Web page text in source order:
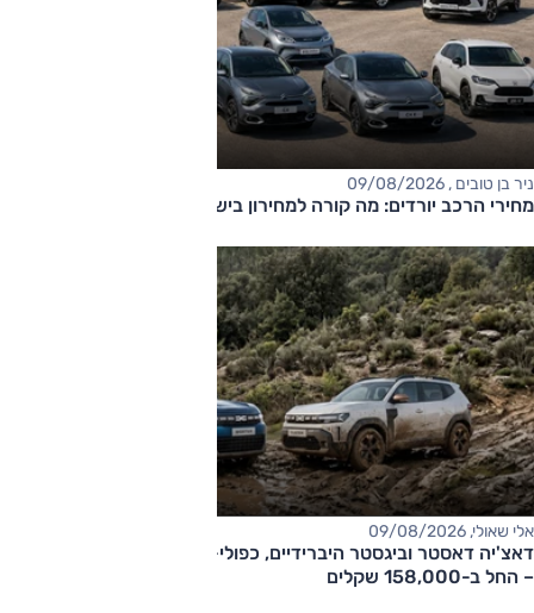
ניר בן טובים , 09/08/2026
מחירי הרכב יורדים: מה קורה למחירון בישראל?
אלי שאולי, 09/08/2026
דאצ'יה דאסטר וביגסטר היברידיים, כפולי-הנעה עם תיבה אוטומטית
– החל ב-158,000 שקלים